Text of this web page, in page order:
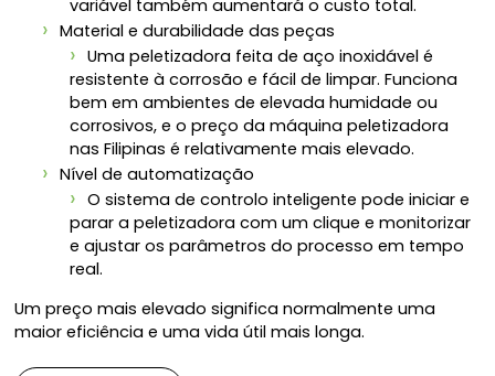
variável também aumentará o custo total.
Material e durabilidade das peças
Uma peletizadora feita de aço inoxidável é
resistente à corrosão e fácil de limpar. Funciona
bem em ambientes de elevada humidade ou
corrosivos, e o preço da máquina peletizadora
nas Filipinas é relativamente mais elevado.
Nível de automatização
O sistema de controlo inteligente pode iniciar e
parar a peletizadora com um clique e monitorizar
e ajustar os parâmetros do processo em tempo
real.
Um preço mais elevado significa normalmente uma
maior eficiência e uma vida útil mais longa.